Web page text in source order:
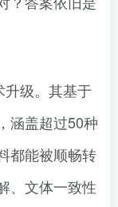
升级。其基于
涵盖超过50种
都能被顺畅转
、文体一致性